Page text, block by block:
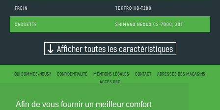
Afin de vous fournir un meilleur comfort
FREIN TEKTRO HD-T280
CASSETTE SHIMANO NEXUS CS-7000, 30T
Afficher toutes les caractéristiques
QUI SOMMES-NOUS? CONFIDENTIALITÉ MENTIONS LÉGALES CONTACT
ADRESSES DES MAGASINS
ACCÈS PRO